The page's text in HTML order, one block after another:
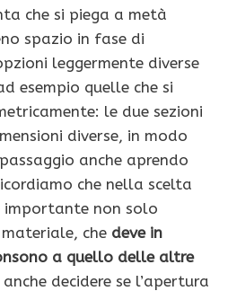
che si piega a metà
spazio in fase di
leggermente diverse
esempio quelle che si
le due sezioni
diverse, in modo
anche aprendo
che nella scelta
non solo
che deve in
a quello delle altre
anche decidere se l’apertura